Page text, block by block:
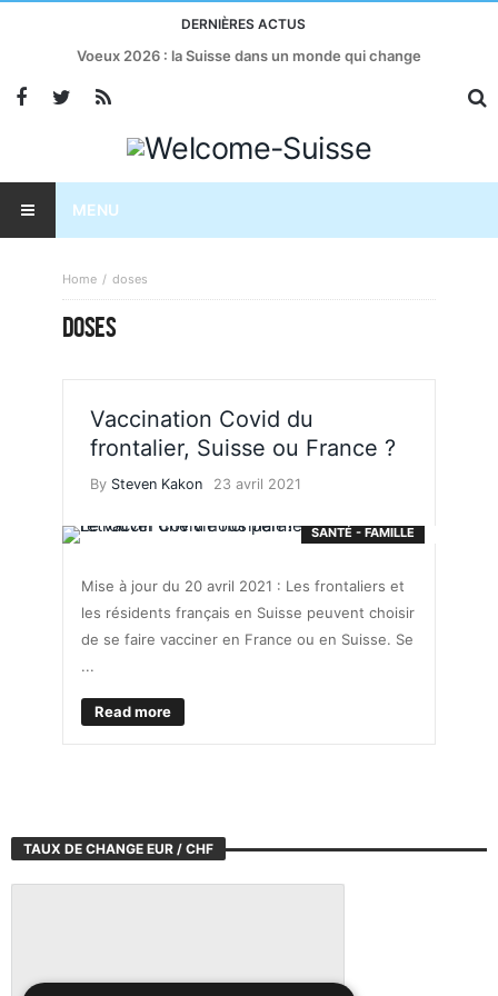
DERNIÈRES ACTUS
Voeux 2026 : la Suisse dans un monde qui change
MENU
Home doses
DOSES
Vaccination Covid du
frontalier, Suisse ou France ?
By Steven Kakon 23 avril 2021
SANTÉ - FAMILLE
Mise à jour du 20 avril 2021 : Les frontaliers et
les résidents français en Suisse peuvent choisir
de se faire vacciner en France ou en Suisse. Se
...
Read more
TAUX DE CHANGE EUR / CHF